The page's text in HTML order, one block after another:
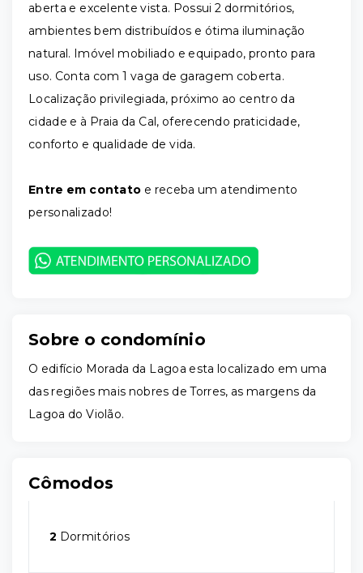
aberta e excelente vista. Possui 2 dormitórios,
ambientes bem distribuídos e ótima iluminação
natural. Imóvel mobiliado e equipado, pronto para
uso. Conta com 1 vaga de garagem coberta.
Localização privilegiada, próximo ao centro da
cidade e à Praia da Cal, oferecendo praticidade,
conforto e qualidade de vida.
Entre em contato e receba um atendimento
personalizado!
Sobre o condomínio
O edifício Morada da Lagoa esta localizado em uma
das regiões mais nobres de Torres, as margens da
Lagoa do Violão.
Cômodos
2 Dormitórios